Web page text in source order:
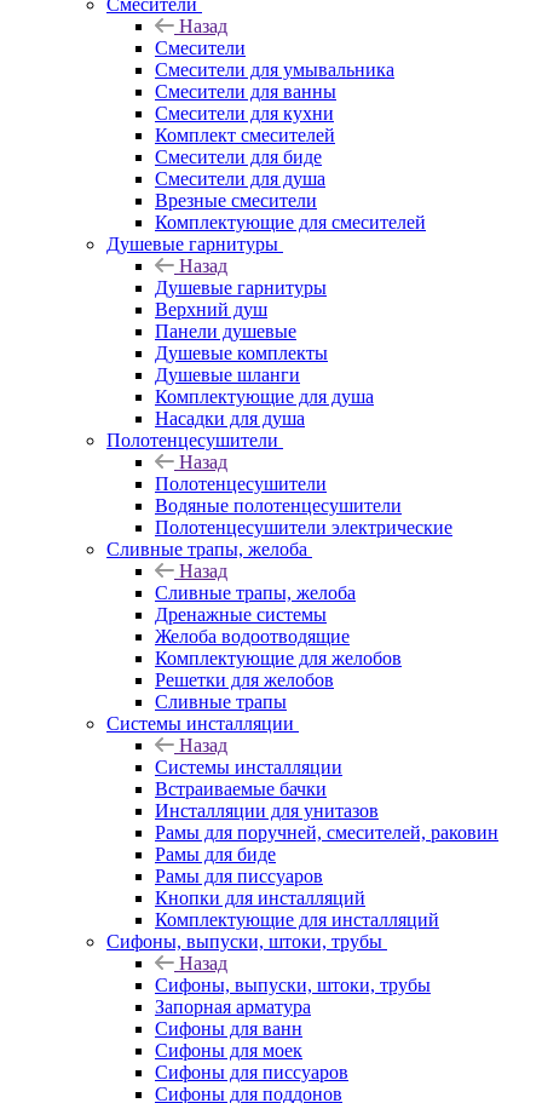
Смесители
Назад
Смесители
Смесители для умывальника
Смесители для ванны
Смесители для кухни
Комплект смесителей
Смесители для биде
Смесители для душа
Врезные смесители
Комплектующие для смесителей
Душевые гарнитуры
Назад
Душевые гарнитуры
Верхний душ
Панели душевые
Душевые комплекты
Душевые шланги
Комплектующие для душа
Насадки для душа
Полотенцесушители
Назад
Полотенцесушители
Водяные полотенцесушители
Полотенцесушители электрические
Сливные трапы, желоба
Назад
Сливные трапы, желоба
Дренажные системы
Желоба водоотводящие
Комплектующие для желобов
Решетки для желобов
Сливные трапы
Системы инсталляции
Назад
Системы инсталляции
Встраиваемые бачки
Инсталляции для унитазов
Рамы для поручней, смесителей, раковин
Рамы для биде
Рамы для писсуаров
Кнопки для инсталляций
Комплектующие для инсталляций
Сифоны, выпуски, штоки, трубы
Назад
Сифоны, выпуски, штоки, трубы
Запорная арматура
Сифоны для ванн
Сифоны для моек
Сифоны для писсуаров
Сифоны для поддонов